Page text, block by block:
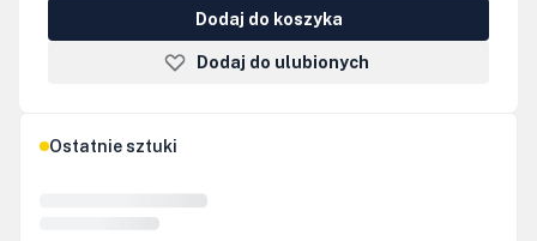
Dodaj do koszyka
Dodaj do ulubionych
Ostatnie sztuki